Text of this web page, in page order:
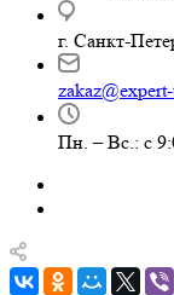
г. Санкт-
Пн. – Вс.: с